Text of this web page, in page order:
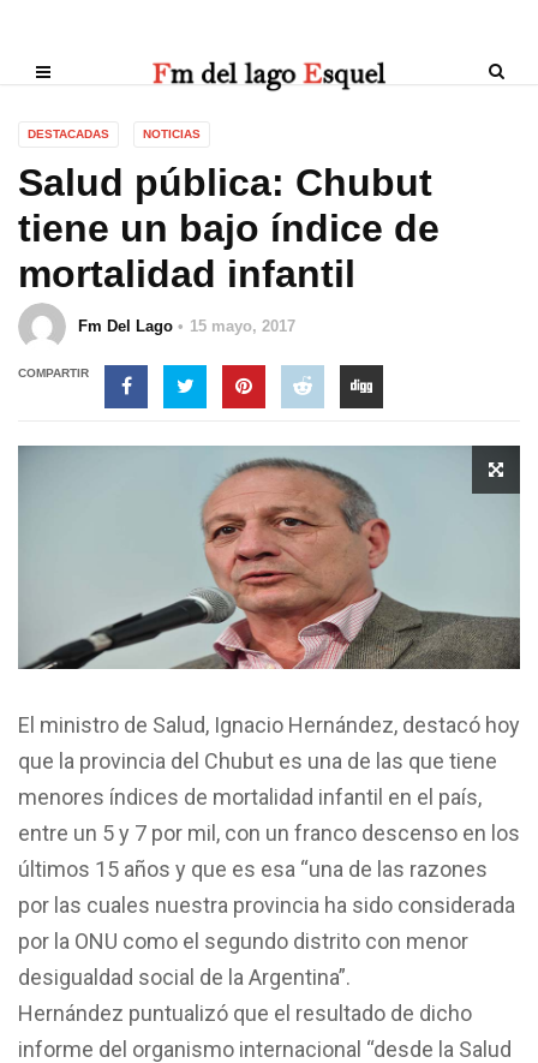
DESTACADAS NOTICIAS
Salud pública: Chubut
tiene un bajo índice de
mortalidad infantil
Fm Del Lago 15 mayo, 2017
COMPARTIR
El ministro de Salud, Ignacio Hernández, destacó hoy
que la provincia del Chubut es una de las que tiene
menores índices de mortalidad infantil en el país,
entre un 5 y 7 por mil, con un franco descenso en los
últimos 15 años y que es esa “una de las razones
por las cuales nuestra provincia ha sido considerada
por la ONU como el segundo distrito con menor
desigualdad social de la Argentina”.
Hernández puntualizó que el resultado de dicho
informe del organismo internacional “desde la Salud